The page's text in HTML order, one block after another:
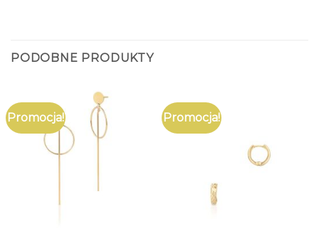
PODOBNE PRODUKTY
Promocja! Promocja!